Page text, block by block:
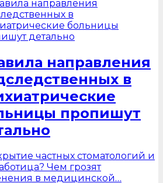
направления
в
пропишут